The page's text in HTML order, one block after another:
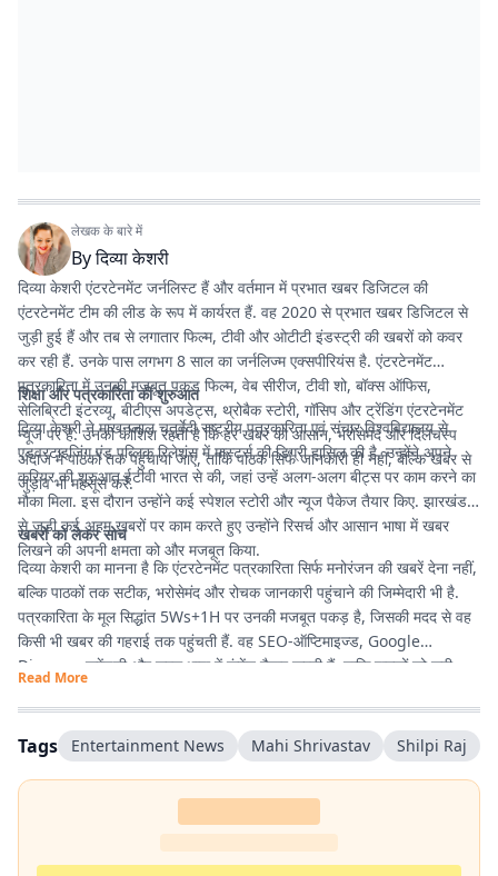
लेखक के बारे में
Byदिव्या केशरी
दिव्या केशरी एंटरटेनमेंट जर्नलिस्ट हैं और वर्तमान में प्रभात खबर डिजिटल की
एंटरटेनमेंट टीम की लीड के रूप में कार्यरत हैं. वह 2020 से प्रभात खबर डिजिटल से
जुड़ी हुई हैं और तब से लगातार फिल्म, टीवी और ओटीटी इंडस्ट्री की खबरों को कवर
कर रही हैं. उनके पास लगभग 8 साल का जर्नलिज्म एक्सपीरियंस है. एंटरटेनमेंट
पत्रकारिता में उनकी मजबूत पकड़ फिल्म, वेब सीरीज, टीवी शो, बॉक्स ऑफिस,
सेलिब्रिटी इंटरव्यू, बीटीएस अपडेट्स, थ्रोबैक स्टोरी, गॉसिप और ट्रेंडिंग एंटरटेनमेंट
न्यूज पर है. उनकी कोशिश रहती है कि हर खबर को आसान, भरोसेमंद और दिलचस्प
अंदाज में पाठकों तक पहुंचाया जाए, ताकि पाठक सिर्फ जानकारी ही नहीं, बल्कि खबर से
जुड़ाव भी महसूस करें.
शिक्षा और पत्रकारिता की शुरुआत
दिव्या केशरी ने माखनलाल चतुर्वेदी राष्ट्रीय पत्रकारिता एवं संचार विश्वविद्यालय से
एडवरटाइजिंग एंड पब्लिक रिलेशंस में मास्टर्स की डिग्री हासिल की है. उन्होंने अपने
करियर की शुरुआत ईटीवी भारत से की, जहां उन्हें अलग-अलग बीट्स पर काम करने का
मौका मिला. इस दौरान उन्होंने कई स्पेशल स्टोरी और न्यूज पैकेज तैयार किए. झारखंड
से जुड़ी कई अहम खबरों पर काम करते हुए उन्होंने रिसर्च और आसान भाषा में खबर
लिखने की अपनी क्षमता को और मजबूत किया.
खबरों को लेकर सोच
दिव्या केशरी का मानना है कि एंटरटेनमेंट पत्रकारिता सिर्फ मनोरंजन की खबरें देना नहीं,
बल्कि पाठकों तक सटीक, भरोसेमंद और रोचक जानकारी पहुंचाने की जिम्मेदारी भी है.
पत्रकारिता के मूल सिद्धांत 5Ws+1H पर उनकी मजबूत पकड़ है, जिसकी मदद से वह
किसी भी खबर की गहराई तक पहुंचती हैं. वह SEO-ऑप्टिमाइज्ड, Google
Discover फ्रेंडली और सरल भाषा में कंटेंट तैयार करती हैं, ताकि पाठकों को सही
जानकारी आसानी से मिले और उनका पढ़ने का अनुभव बेहतर हो.
Read More
Tags Entertainment News Mahi Shrivastav Shilpi Raj